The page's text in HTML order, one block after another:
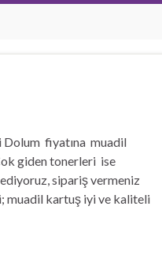
Dolum fiyatına muadil
giden tonerleri ise
ediyoruz, sipariş vermeniz
muadil kartuş iyi ve kaliteli